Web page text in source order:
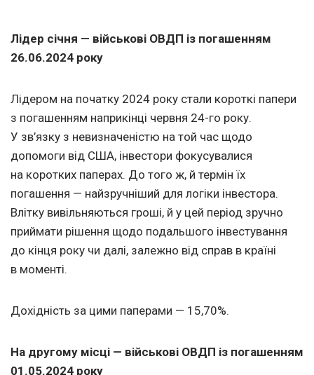
Лідер січня — військові ОВДП із погашенням
26.06.2024 року
Лідером на початку 2024 року стали короткі папери
з погашенням наприкінці червня 24-го року.
У зв’язку з невизначеністю на той час щодо
допомоги від США, інвестори фокусувалися
на коротких паперах. До того ж, й термін їх
погашення — найзручніший для логіки інвестора.
Влітку вивільняються гроші, й у цей період зручно
приймати рішення щодо подальшого інвестування
до кінця року чи далі, залежно від справ в країні
в моменті.
Дохідність за цими паперами — 15,70%.
На другому місці — військові ОВДП із погашенням
01.05.2024 року